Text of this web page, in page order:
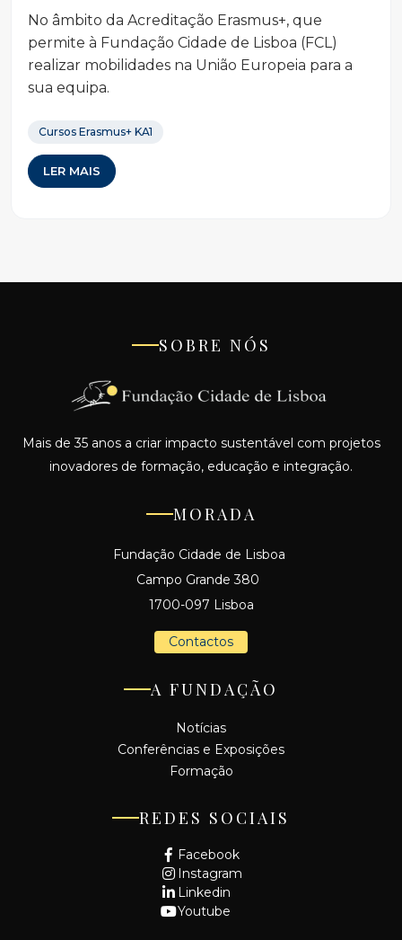
No âmbito da Acreditação Erasmus+, que
permite à Fundação Cidade de Lisboa (FCL)
realizar mobilidades na União Europeia para a
sua equipa.
Cursos Erasmus+ KA1
LER MAIS
SOBRE NÓS
Mais de 35 anos a criar impacto sustentável com projetos
inovadores de formação, educação e integração.
MORADA
Fundação Cidade de Lisboa
Campo Grande 380
1700-097 Lisboa
Contactos
A FUNDAÇÃO
Notícias
Conferências e Exposições
Formação
REDES SOCIAIS
Facebook
Instagram
Linkedin
Youtube